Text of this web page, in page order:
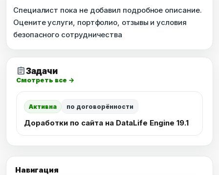
Навигация
Специалист пока не добавил подробное описание.
Оцените услуги, портфолио, отзывы и условия
безопасного сотрудничества
assignmentЗадачи
Смотреть все →
Активна по договорённости
Доработки по сайта на DataLife Engine 19.1